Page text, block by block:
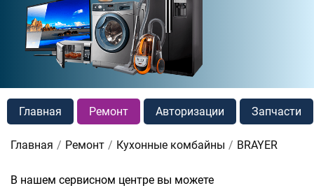
Главная Ремонт Авторизации Запчасти
Главная Ремонт Кухонные комбайны BRAYER
В нашем сервисном центре вы можете